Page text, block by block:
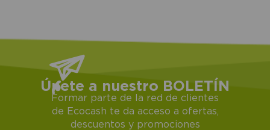
Únete a nuestro BOLETÍN
Formar parte de la red de clientes
de Ecocash te da acceso a ofertas,
descuentos y promociones